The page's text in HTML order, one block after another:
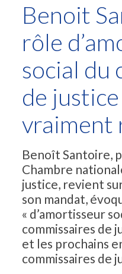
Benoit
rôle
social du
de
vraiment
Benoît Santoire,
Chambre
justice, revient
son mandat,
« d’amortisseur
commissaires de
et les prochains
commissaires de